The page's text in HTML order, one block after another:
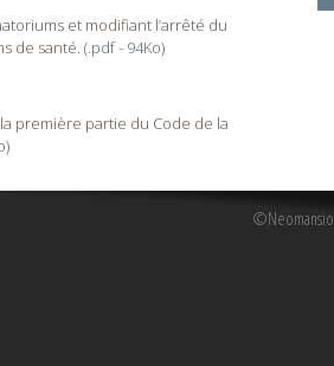
et modifiant l’arrêté du
de santé. (.pdf - 94Ko)
première partie du Code de la